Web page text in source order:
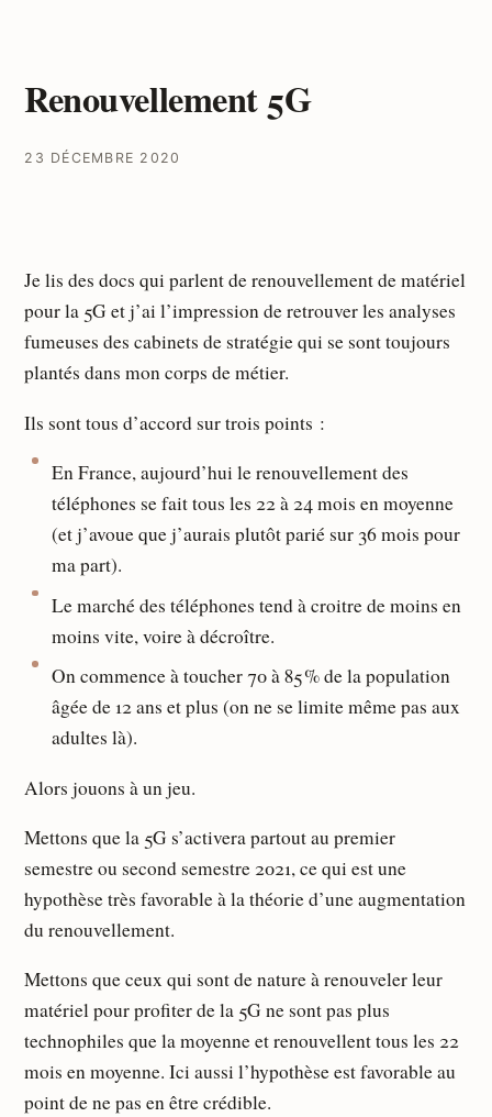
Renouvellement 5G
23 DÉCEMBRE 2020
Je lis des docs qui parlent de renouvellement de matériel
pour la 5G et j’ai l’impression de retrouver les analyses
fumeuses des cabinets de stratégie qui se sont toujours
plantés dans mon corps de métier.
Ils sont tous d’accord sur trois points :
En France, aujourd’hui le renouvellement des
téléphones se fait tous les 22 à 24 mois en moyenne
(et j’avoue que j’aurais plutôt parié sur 36 mois pour
ma part).
Le marché des téléphones tend à croitre de moins en
moins vite, voire à décroître.
On commence à toucher 70 à 85 % de la population
âgée de 12 ans et plus (on ne se limite même pas aux
adultes là).
Alors jouons à un jeu.
Mettons que la 5G s’activera partout au premier
semestre ou second semestre 2021, ce qui est une
hypothèse très favorable à la théorie d’une augmentation
du renouvellement.
Mettons que ceux qui sont de nature à renouveler leur
matériel pour profiter de la 5G ne sont pas plus
technophiles que la moyenne et renouvellent tous les 22
mois en moyenne. Ici aussi l’hypothèse est favorable au
point de ne pas en être crédible.